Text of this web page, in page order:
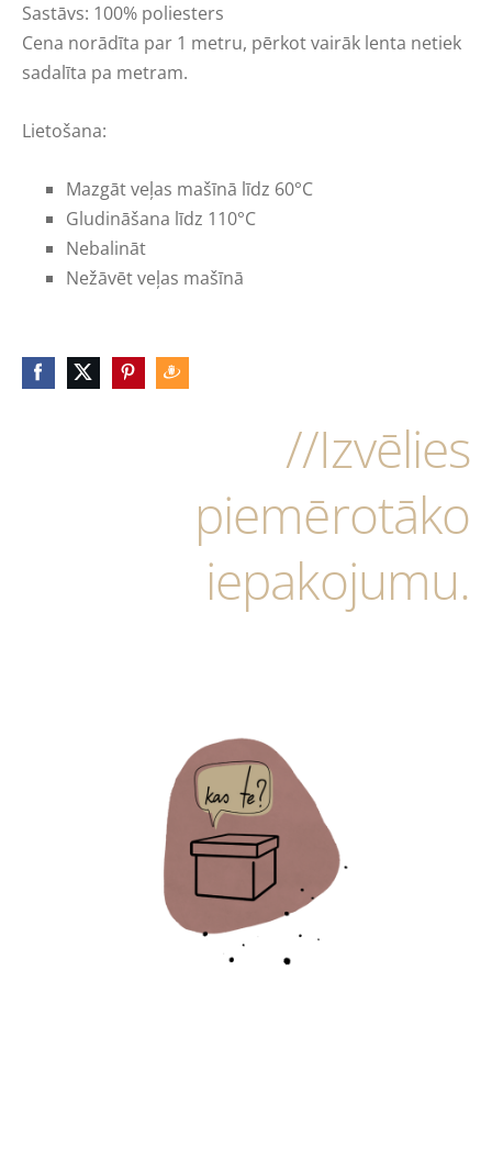
//Izvēlies
piemērotāko
iepakojumu.
Sastāvs: 100% poliesters
Cena norādīta par 1 metru, pērkot vairāk lenta netiek
sadalīta pa metram.
Lietošana:
Mazgāt veļas mašīnā līdz 60°C
Gludināšana līdz 110°C
Nebalināt
Nežāvēt veļas mašīnā